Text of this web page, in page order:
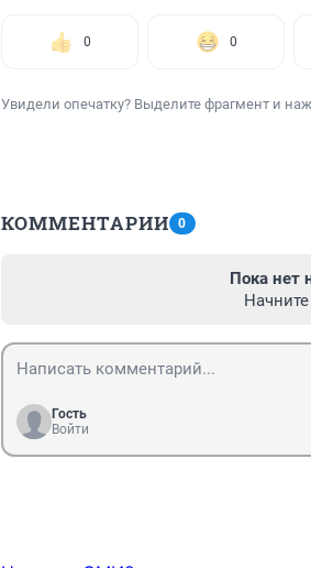
0 0
Увидели опечатку? Выделите фрагмент и
КОММЕНТАРИИ 0
Пока нет
Гость
Войти